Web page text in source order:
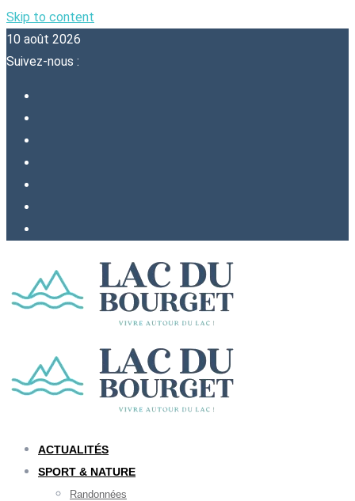
Skip to content
10 août 2026
Suivez-nous :
ACTUALITÉS
SPORT & NATURE
Randonnées